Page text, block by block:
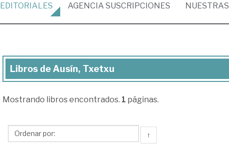
EDITORIALES AGENCIA SUSCRIPCIONES NUESTRAS
Libros
Ausín,
Libros de Ausín, Txetxu
Mostrando libros encontrados. 1 páginas.
↑